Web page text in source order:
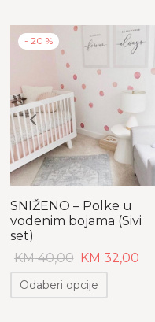
- 20 %
SNIŽENO – Polke u
vodenim bojama (Sivi
set)
KM40,00
Original
price
was:
KM 32,00
Current
price
is:
Odaberi opcije